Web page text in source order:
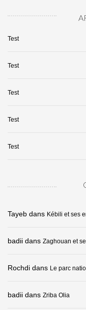
Test
Test
Test
Test
Test
Tayeb dans Kébili et ses
badii dans Zaghouan et
Rochdi dans Le parc
badii dans Zriba Olia